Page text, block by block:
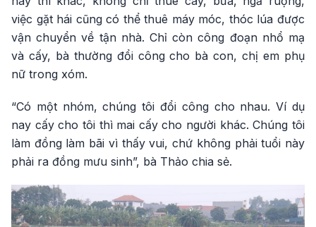
việc gặt hái cũng có thể thuê máy móc, thóc lúa được
vận chuyển về tận nhà. Chỉ còn công đoạn nhổ mạ
và cấy, bà thường đổi công cho bà con, chị em phụ
nữ trong xóm.
“Có một nhóm, chúng tôi đổi công cho nhau. Ví dụ
nay cấy cho tôi thì mai cấy cho người khác. Chúng tôi
làm đồng làm bãi vì thấy vui, chứ không phải tuổi này
phải ra đồng mưu sinh”, bà Thảo chia sẻ.